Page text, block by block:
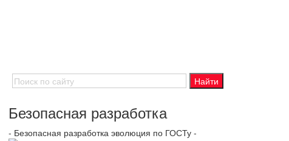
Безопасная разработка
- Безопасная разработка эволюция по ГОСТу -